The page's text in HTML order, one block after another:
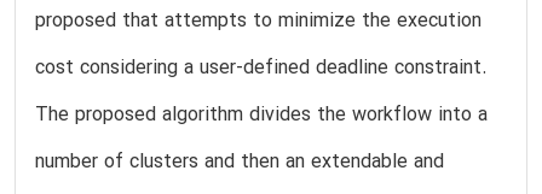
proposed that attempts to minimize the execution
cost considering a user-defined deadline constraint.
The proposed algorithm divides the workflow into a
number of clusters and then an extendable and